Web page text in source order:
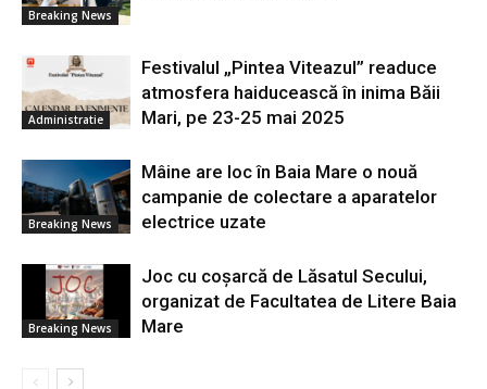
Breaking News
Administratie
Festivalul „Pintea Viteazul” readuce
atmosfera haiducească în inima Băii
Mari, pe 23-25 mai 2025
Breaking News
Mâine are loc în Baia Mare o nouă
campanie de colectare a aparatelor
electrice uzate
Breaking News
Joc cu coșarcă de Lăsatul Secului,
organizat de Facultatea de Litere Baia
Mare